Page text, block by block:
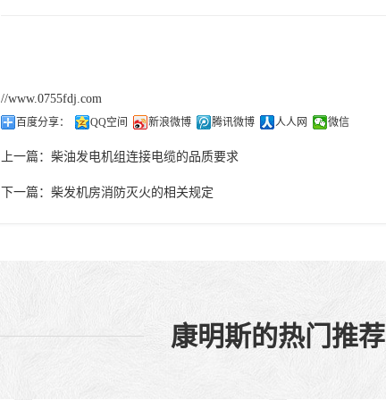
//www.0755fdj.com
百度分享： QQ空间 新浪微博 腾讯微博 人人网 微信
上一篇： 柴油发电机组连接电缆的品质要求
下一篇： 柴发机房消防灭火的相关规定
康明斯的热门推荐